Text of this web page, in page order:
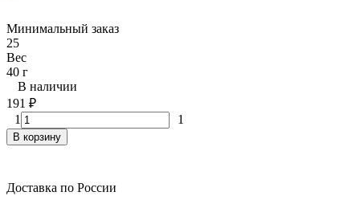
Минимальный заказ
25
Вес
40 г
В наличии
191 ₽
1
1
В корзину
Доставка по России